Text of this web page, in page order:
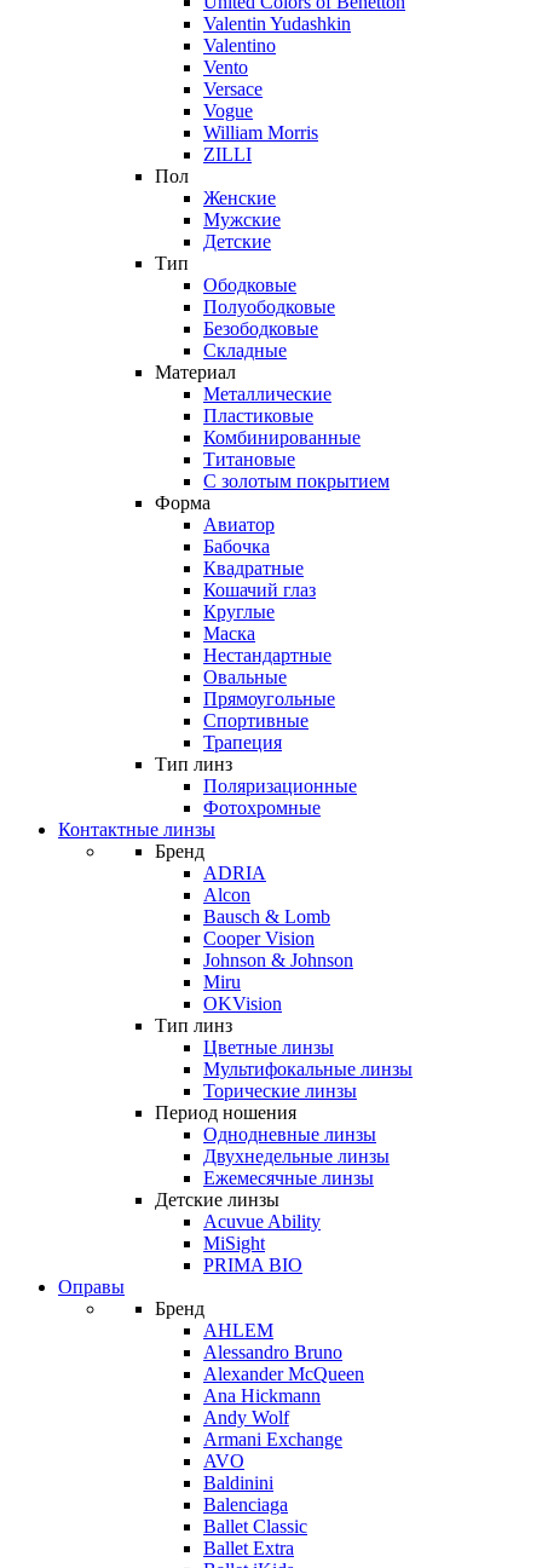
Valentin Yudashkin
Valentino
Vento
Versace
Vogue
William Morris
ZILLI
Пол
Женские
Мужские
Детские
Тип
Ободковые
Полуободковые
Безободковые
Складные
Материал
Металлические
Пластиковые
Комбинированные
Титановые
С золотым покрытием
Форма
Авиатор
Бабочка
Квадратные
Кошачий глаз
Круглые
Маска
Нестандартные
Овальные
Прямоугольные
Спортивные
Трапеция
Тип линз
Поляризационные
Фотохромные
Контактные линзы
Бренд
ADRIA
Alcon
Bausch & Lomb
Cooper Vision
Johnson & Johnson
Miru
OKVision
Тип линз
Цветные линзы
Мультифокальные линзы
Торические линзы
Период ношения
Однодневные линзы
Двухнедельные линзы
Ежемесячные линзы
Детские линзы
Acuvue Ability
MiSight
PRIMA BIO
Оправы
Бренд
AHLEM
Alessandro Bruno
Alexander McQueen
Ana Hickmann
Andy Wolf
Armani Exchange
AVO
Baldinini
Balenciaga
Ballet Classic
Ballet Extra